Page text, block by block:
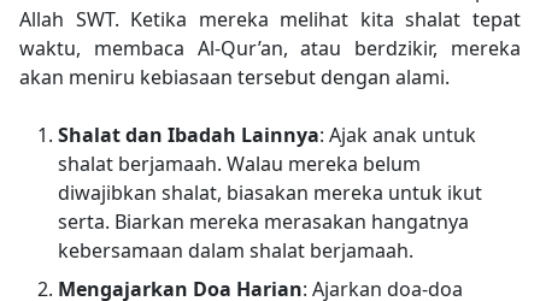
Allah SWT. Ketika mereka melihat kita shalat tepat
waktu, membaca Al-Qur’an, atau berdzikir, mereka
akan meniru kebiasaan tersebut dengan alami.
Shalat dan Ibadah Lainnya: Ajak anak untuk
shalat berjamaah. Walau mereka belum
diwajibkan shalat, biasakan mereka untuk ikut
serta. Biarkan mereka merasakan hangatnya
kebersamaan dalam shalat berjamaah.
Mengajarkan Doa Harian: Ajarkan doa-doa